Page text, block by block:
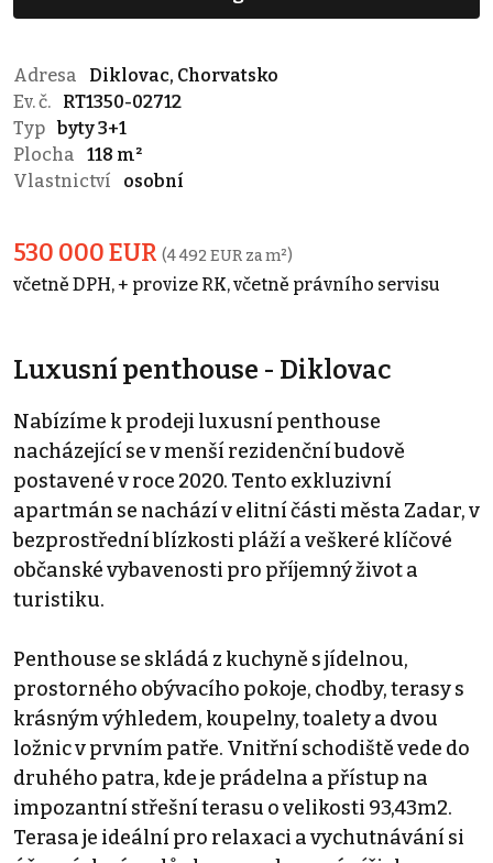
Adresa
Diklovac, Chorvatsko
Ev. č.
RT1350-02712
Typ byty 3+1
Plocha
118 m²
Vlastnictví
osobní
530 000 EUR (4 492 EUR za m²)
včetně DPH, + provize RK, včetně právního servisu
Luxusní penthouse - Diklovac
Nabízíme k prodeji luxusní penthouse
nacházející se v menší rezidenční budově
postavené v roce 2020. Tento exkluzivní
apartmán se nachází v elitní části města Zadar, v
bezprostřední blízkosti pláží a veškeré klíčové
občanské vybavenosti pro příjemný život a
turistiku.
Penthouse se skládá z kuchyně s jídelnou,
prostorného obývacího pokoje, chodby, terasy s
krásným výhledem, koupelny, toalety a dvou
ložnic v prvním patře. Vnitřní schodiště vede do
druhého patra, kde je prádelna a přístup na
impozantní střešní terasu o velikosti 93,43m2.
Terasa je ideální pro relaxaci a vychutnávání si